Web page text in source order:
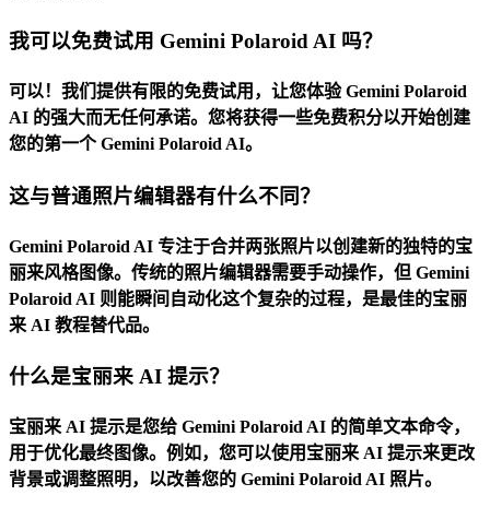
我可以免费试用 Gemini Polaroid AI 吗？
可以！我们提供有限的免费试用，让您体验 Gemini Polaroid
AI 的强大而无任何承诺。您将获得一些免费积分以开始创建
您的第一个 Gemini Polaroid AI。
这与普通照片编辑器有什么不同？
Gemini Polaroid AI 专注于合并两张照片以创建新的独特的宝
丽来风格图像。传统的照片编辑器需要手动操作，但 Gemini
Polaroid AI 则能瞬间自动化这个复杂的过程，是最佳的宝丽
来 AI 教程替代品。
什么是宝丽来 AI 提示？
宝丽来 AI 提示是您给 Gemini Polaroid AI 的简单文本命令，
用于优化最终图像。例如，您可以使用宝丽来 AI 提示来更改
背景或调整照明，以改善您的 Gemini Polaroid AI 照片。